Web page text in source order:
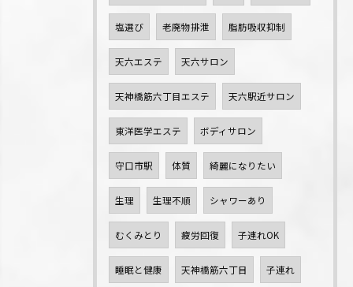
塩選び 老廃物排泄 脂肪吸収抑制
天六エステ 天六サロン
天神橋筋六丁目エステ 天六駅近サロン
東洋医学エステ ボディサロン
守口市駅 体質 綺麗になりたい
生理 生理不順 シャワーあり
むくみとり 疲労回復 子連れOK
睡眠と健康 天神橋筋六丁目 子連れ